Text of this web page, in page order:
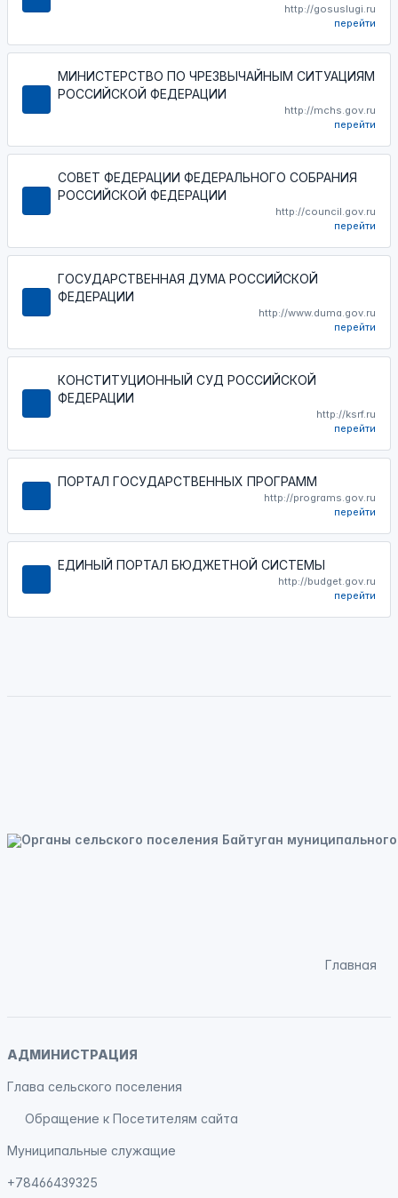
http://gosuslugi.ru
перейти
МИНИСТЕРСТВО ПО ЧРЕЗВЫЧАЙНЫМ СИТУАЦИЯМ
РОССИЙСКОЙ ФЕДЕРАЦИИ
http://mchs.gov.ru
перейти
СОВЕТ ФЕДЕРАЦИИ ФЕДЕРАЛЬНОГО СОБРАНИЯ
РОССИЙСКОЙ ФЕДЕРАЦИИ
http://council.gov.ru
перейти
ГОСУДАРСТВЕННАЯ ДУМА РОССИЙСКОЙ
ФЕДЕРАЦИИ
http://www.duma.gov.ru
перейти
КОНСТИТУЦИОННЫЙ СУД РОССИЙСКОЙ
ФЕДЕРАЦИИ
http://ksrf.ru
перейти
ПОРТАЛ ГОСУДАРСТВЕННЫХ ПРОГРАММ
http://programs.gov.ru
перейти
ЕДИНЫЙ ПОРТАЛ БЮДЖЕТНОЙ СИСТЕМЫ
http://budget.gov.ru
перейти
Главная
АДМИНИСТРАЦИЯ
Глава сельского поселения
Обращение к Посетителям сайта
Муниципальные служащие
+78466439325